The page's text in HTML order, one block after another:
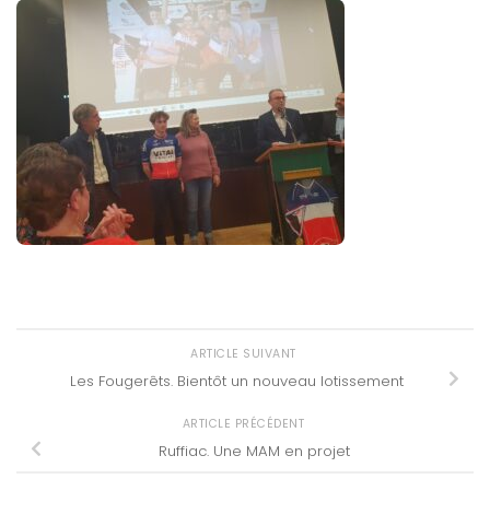
ARTICLE SUIVANT
Les Fougerêts. Bientôt un nouveau lotissement
ARTICLE PRÉCÉDENT
Ruffiac. Une MAM en projet